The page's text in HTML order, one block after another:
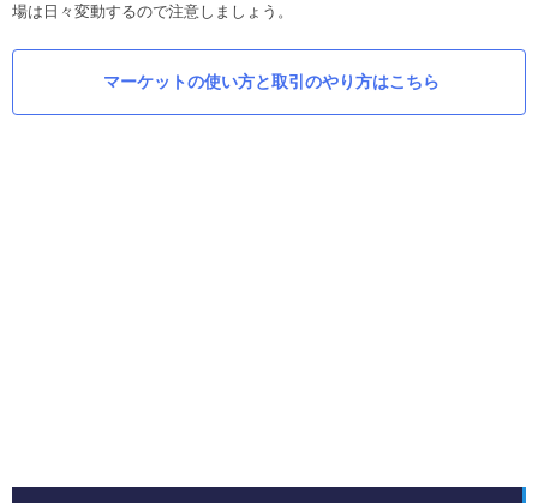
場は日々変動するので注意しましょう。
マーケットの使い方と取引のやり方はこちら